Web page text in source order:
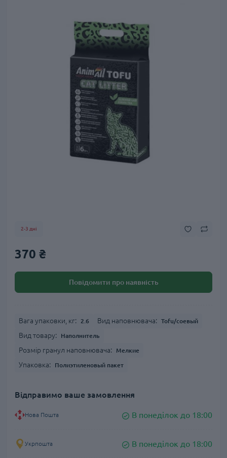
2-3 дні
370 ₴
Повідомити про наявність
Вага упаковки, кг: 2.6 Вид наповнювача: Tofu/соевый
Вид товару: Наполнитель
Розмір гранул наповнювача: Мелкие
Упаковка: Полиэтиленовый пакет
Відправимо ваше замовлення
Нова Пошта В понеділок до 18:00
Укрпошта В понеділок до 18:00